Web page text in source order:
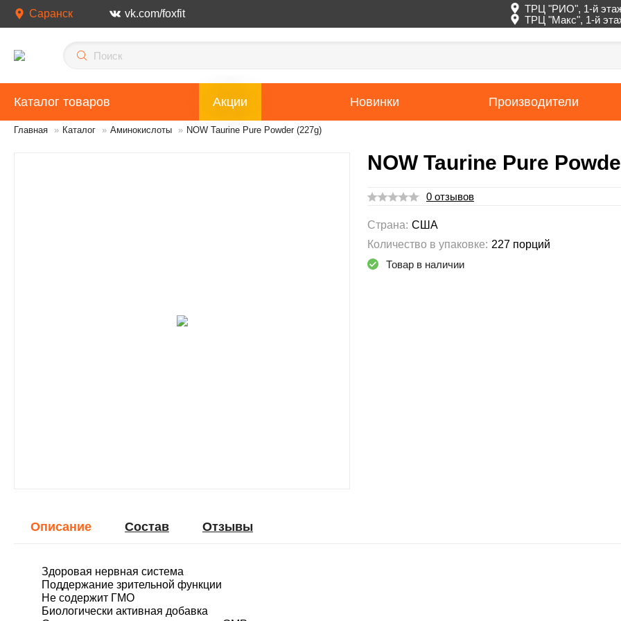
Саранск vk.com/foxfit
ТРЦ "РИО", 1-й
ТРЦ "Макс", 1-й
Каталог товаров Акции Новинки Производители
Главная » Каталог » Аминокислоты » NOW Taurine Pure Powder (227g)
NOW Taurine Pure
0 отзывов
Страна: США
Количество в упаковке: 227 порций
Товар в наличии
Описание Cостав Отзывы
Здоровая нервная система
Поддержание зрительной функции
Не содержит ГМО
Биологически активная добавка